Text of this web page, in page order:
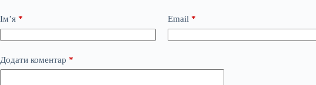
Ім’я * Email *
Додати коментар *